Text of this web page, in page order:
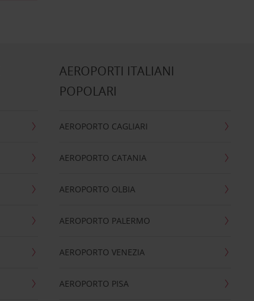
AEROPORTI ITALIANI
POPOLARI
AEROPORTO CAGLIARI
AEROPORTO CATANIA
AEROPORTO OLBIA
AEROPORTO PALERMO
AEROPORTO VENEZIA
AEROPORTO PISA